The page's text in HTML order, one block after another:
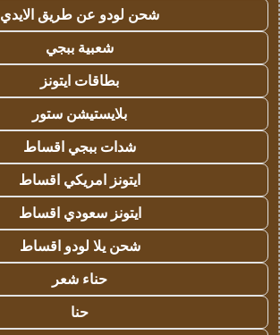
شحن لودو عن طريق الايدي
شعبية ببجي
بطاقات ايتونز
بلايستيشن ستور
شدات ببجي اقساط
ايتونز امريكي اقساط
ايتونز سعودي اقساط
شحن يلا لودو اقساط
حناء شعر
حنا